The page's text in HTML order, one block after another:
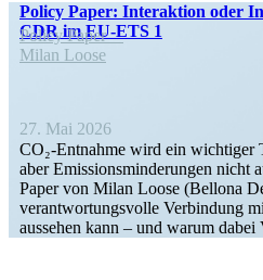
Policy Paper: Inter­aktion oder
CDR im EU-ETS 1
Policy Paper
Milan Loose
27. Mai 2026
CO₂-Entnahme wird ein
aber Emissi­ons­min­de­rungen nicht
Paper von Milan Loose (Bellona
verant­wor­tungs­volle Verbindung
aussehen kann – und warum dabei